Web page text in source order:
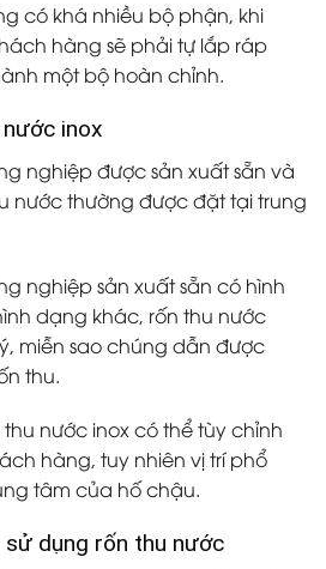
có khá nhiều bộ phận, khi
hàng sẽ phải tự lắp ráp
một bộ hoàn chỉnh.
inox
nghiệp được sản xuất sẵn và
nước thường được đặt tại trung
nghiệp sản xuất sẵn có hình
dạng khác, rốn thu nước
miễn sao chúng dẫn được
thu.
nước inox có thể tùy chỉnh
hàng, tuy nhiên vị trí phổ
tâm của hố chậu.
sử dụng rốn thu nước